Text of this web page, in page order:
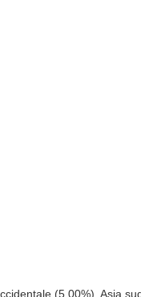
(5.00%), Asia